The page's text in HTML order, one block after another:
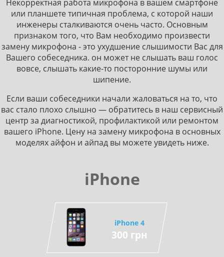
Некорректная работа микрофона в вашем смартфоне
или планшете типичная проблема, с которой наши
инженеры сталкиваются очень часто. Основным
признаком того, что Вам необходимо произвести
замену микрофона - это ухудшение слышимости Вас для
Вашего собеседника. он может не слышать ваш голос
вовсе, слышать какие-то посторонние шумы или
шипение.
Если ваши собеседники начали жаловаться на то, что
вас стало плохо слышно — обратитесь в наш сервисный
центр за диагностикой, профилактикой или ремонтом
вашего iPhone. Цену на замену микрофона в основных
моделях айфон и айпад вы можете увидеть ниже.
iPhone
iPhone 4
300 грн